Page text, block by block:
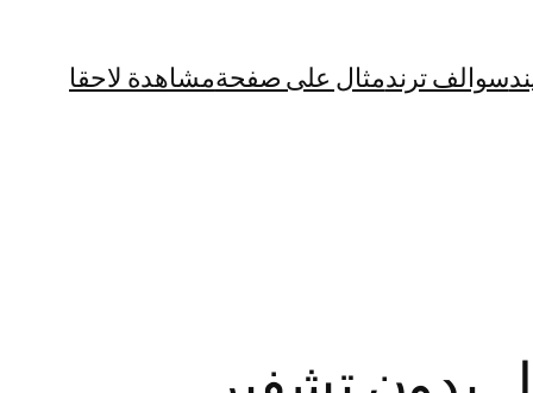
سوالف ترندمثال على صفحةمشاهدة لاحقا